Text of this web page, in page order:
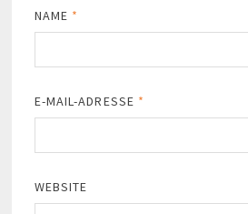
NAME *
E-MAIL-ADRESSE *
WEBSITE